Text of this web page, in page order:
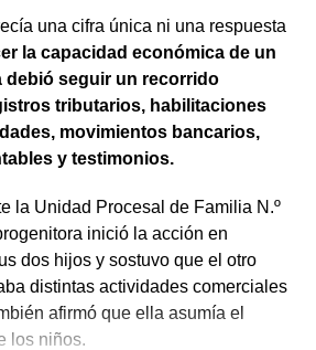
haya sido notificada.
traslado aún no se había
entendió que estaban cumplidos
para admitir el desistimiento y
proceso.
que se encuentran
previstos en el artículo 278,
del proceso por voluntad
Además, se estableció que las
archivadas en formato digital,
vigente del Poder Judicial de Río
una cifra única ni una respuesta
la capacidad económica de un
debió seguir un recorrido
tributarios, habilitaciones
movimientos bancarios,
y testimonios.
la Unidad Procesal de Familia N.º
inició la acción en
dos hijos y sostuvo que el otro
distintas actividades comerciales
afirmó que ella asumía el
los niños.